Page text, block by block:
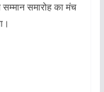
समारोह का मंच